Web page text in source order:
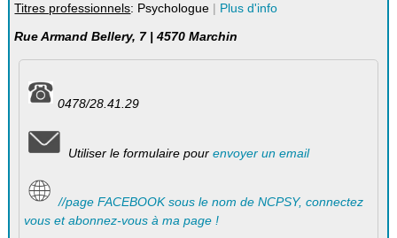
Titres professionnels: Psychologue | Plus d'info
Rue Armand Bellery, 7 | 4570 Marchin
0478/28.41.29
Utiliser le formulaire pour envoyer un email
//page FACEBOOK sous le nom de NCPSY, connectez
vous et abonnez-vous à ma page !